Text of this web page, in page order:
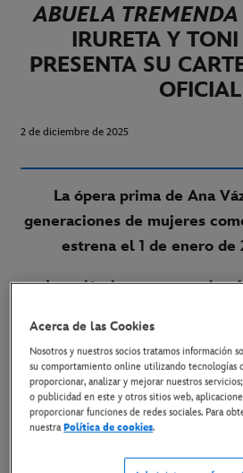
ABUELA TREMENDA
IRURETA Y
PRESENTA SU
OFICIAL
2 de diciembre de 2025
La ópera prima de Ana
generaciones de mujeres
estrena el 1 de enero de
La película es una
distribución de Buena
LINK AL
LINK AL TRÁILER EN
LINK A TODO EL
Acerca de las Cookies
Nosotros y nuestros socios tratamos información
su comportamiento online utilizando tecnologías
proporcionar, analizar y mejorar nuestros
o publicidad en este y otros sitios web,
proporcionar funciones de redes sociales. Para
nuestra Política de cookies.